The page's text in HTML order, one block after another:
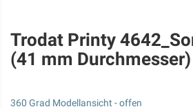
Trodat Printy
(41 mm Durchmesser)
360 Grad Modellansicht - offen